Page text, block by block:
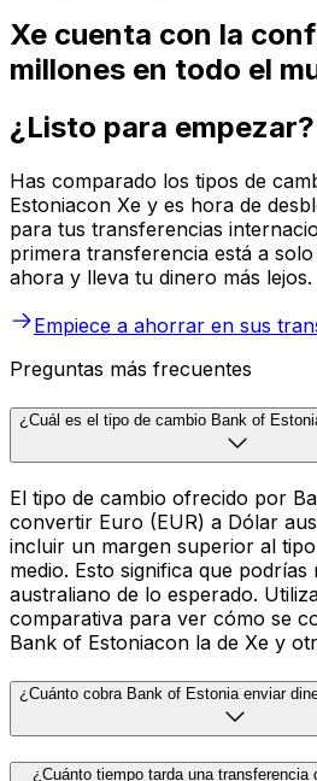
Xe cuenta con la
millones en todo el
¿Listo para empezar?
Has comparado los tipos de
Estoniacon Xe y es hora de
para tus transferencias
primera transferencia está a
ahora y lleva tu dinero más lejos.
Empiece a ahorrar en sus
Preguntas más frecuentes
¿Cuál es el tipo de cambio Bank of
El tipo de cambio ofrecido por
convertir Euro (EUR) a Dólar
incluir un margen superior al
medio. Esto significa que
australiano de lo esperado.
comparativa para ver cómo se
Bank of Estoniacon la de Xe y
¿Cuánto cobra Bank of Estonia enviar
¿Cuánto tiempo tarda una